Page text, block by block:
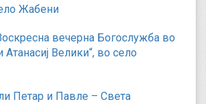
Жабени
вечерна Богослужба во
Атанасиј Велики“, во село
Петар и Павле – Света